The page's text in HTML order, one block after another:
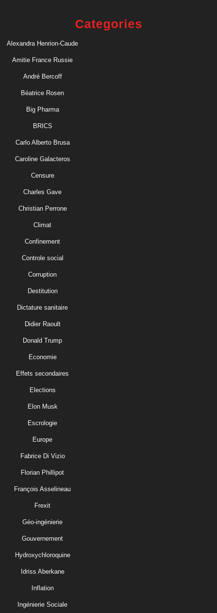
Categories
Alexandra Henrion-Caude
Amitie France Russie
André Bercoff
Béatrice Rosen
Big Pharma
BRICS
Carlo Alberto Brusa
Caroline Galacteros
Censure
Charles Gave
Christian Perrone
Climat
Confinement
Controle social
Corruption
Destitution
Dictature sanitaire
Didier Raoult
Donald Trump
Economie
Effets secondaires
Elections
Elon Musk
Escrologie
Europe
Fabrice Di Vizio
Florian Phillipot
François Asselineau
Frexit
Géo-ingénierie
Gouvernement
Hydroxychloroquine
Idriss Aberkane
Inflation
Ingénierie Sociale